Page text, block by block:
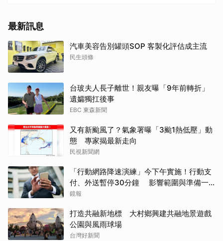
最新訊息
汽車美容告別罐頭SOP 客製化評估成主流
民生頭條
台玻夫人長子離世！親友曝「9年前轉折」
遺孀獨扛後事
EBC 東森新聞
又有新颱風了？氣象署曝「3颱1熱低壓」動
態 專家揭最新走向
民視新聞網
「行動網路降速演練」今下午實施！行動支
付、外送暫停30分鐘 影響範圍與準備一
次看
鏡報
打造共融新地標 大村鄉興建共融地景遊戲
公園與風雨球場
台灣好新聞